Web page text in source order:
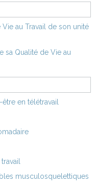
au Travail de son unité
sa Qualité de Vie au
en télétravail
musculosquelettiques